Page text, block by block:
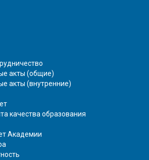
акты (общие)
акты (внутренние)
качества образования
Академии